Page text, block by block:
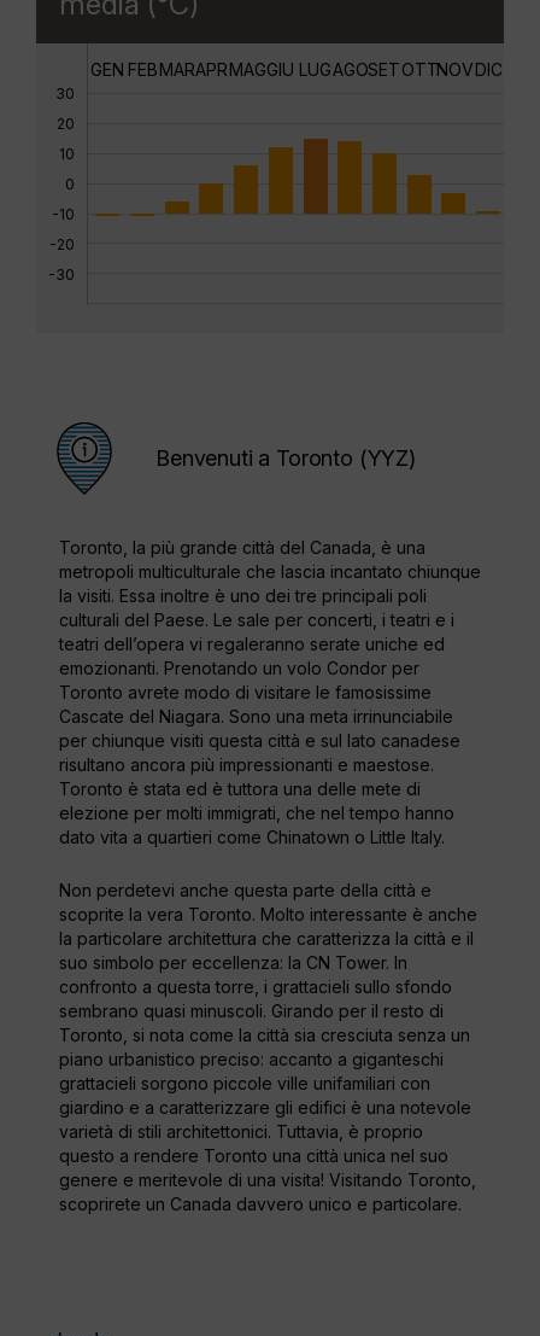
30
20
10
0
-10
-20
-30
GEN FEBMARAPRMAGGIU LUGAGOSETOTTNOVDIC
Benvenuti a Toronto (YYZ)
Toronto, la più grande città del Canada, è una
metropoli multiculturale che lascia incantato chiunque
la visiti. Essa inoltre è uno dei tre principali poli
culturali del Paese. Le sale per concerti, i teatri e i
teatri dell’opera vi regaleranno serate uniche ed
emozionanti. Prenotando un volo Condor per
Toronto avrete modo di visitare le famosissime
Cascate del Niagara. Sono una meta irrinunciabile
per chiunque visiti questa città e sul lato canadese
risultano ancora più impressionanti e maestose.
Toronto è stata ed è tuttora una delle mete di
elezione per molti immigrati, che nel tempo hanno
dato vita a quartieri come Chinatown o Little Italy.
Non perdetevi anche questa parte della città e
scoprite la vera Toronto. Molto interessante è anche
la particolare architettura che caratterizza la città e il
suo simbolo per eccellenza: la CN Tower. In
confronto a questa torre, i grattacieli sullo sfondo
sembrano quasi minuscoli. Girando per il resto di
Toronto, si nota come la città sia cresciuta senza un
piano urbanistico preciso: accanto a giganteschi
grattacieli sorgono piccole ville unifamiliari con
giardino e a caratterizzare gli edifici è una notevole
varietà di stili architettonici. Tuttavia, è proprio
questo a rendere Toronto una città unica nel suo
genere e meritevole di una visita! Visitando Toronto,
scoprirete un Canada davvero unico e particolare.